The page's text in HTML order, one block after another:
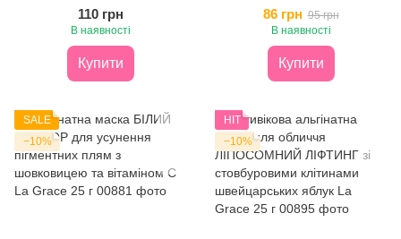
110 грн
В наявності
Купити
86 грн 95 грн
В наявності
Купити
SALE
−10%
HIT
−10%